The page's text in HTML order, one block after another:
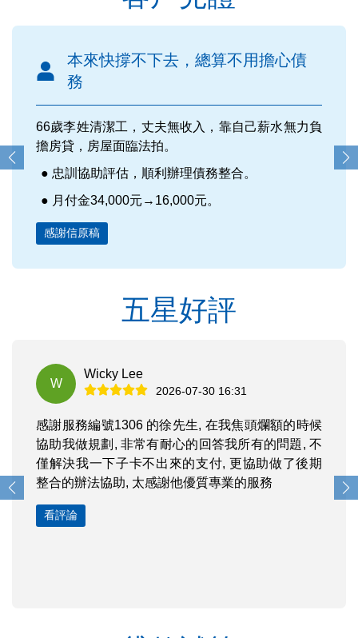
本來快撐不下去，總算不用擔心債
務
66歲李姓清潔工，丈夫無收入，靠自己薪水無力負
擔房貸，房屋面臨法拍。
忠訓協助評估，順利辦理債務整合。
月付金34,000元→16,000元。
感謝信原稿
五星好評
W
Wicky Lee
2026-07-30 16:31
感謝服務編號1306 的徐先生, 在我焦頭爛額的時候
協助我做規劃, 非常有耐心的回答我所有的問題, 不
僅解決我一下子卡不出來的支付, 更協助做了後期
整合的辦法協助, 太感謝他優質專業的服務
看評論